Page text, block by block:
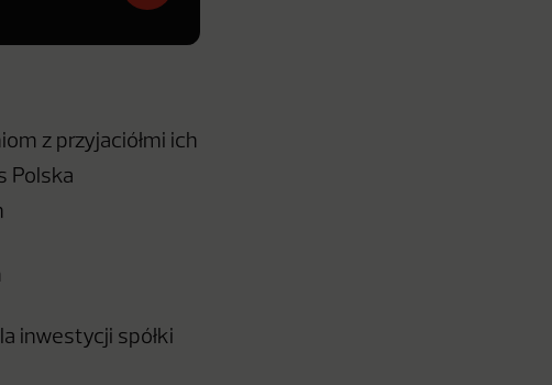
z przyjaciółmi ich
Polska
inwestycji spółki